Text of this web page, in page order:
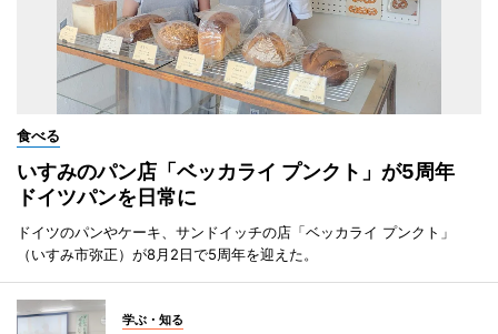
食べる
いすみのパン店「ベッカライ プンクト」が5周年
ドイツパンを日常に
ドイツのパンやケーキ、サンドイッチの店「ベッカライ プンクト」
（いすみ市弥正）が8月2日で5周年を迎えた。
学ぶ・知る